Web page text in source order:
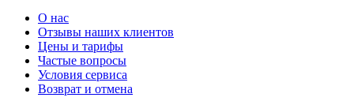
О нас
Отзывы наших клиентов​
Цены и тарифы
Частые вопросы
Условия сервиса
Возврат и отмена